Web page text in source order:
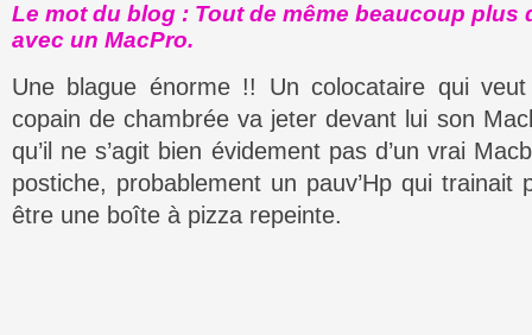
Le mot du blog : Tout de même beaucoup plus
avec un MacPro.
Une blague énorme !! Un colocataire qui
copain de chambrée va jeter devant lui son
qu’il ne s’agit bien évidement pas d’un vrai
postiche, probablement un pauv’Hp qui
être une boîte à pizza repeinte.